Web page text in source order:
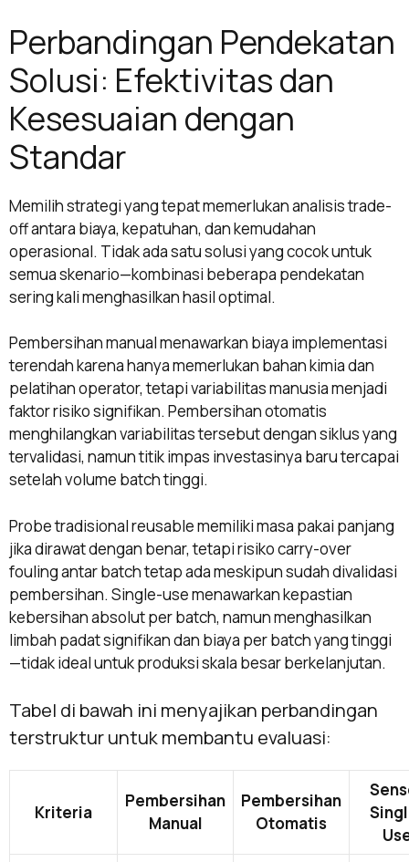
Perbandingan Pendekatan
Solusi: Efektivitas dan
Kesesuaian dengan
Standar
Memilih strategi yang tepat memerlukan analisis trade-
off antara biaya, kepatuhan, dan kemudahan
operasional. Tidak ada satu solusi yang cocok untuk
semua skenario—kombinasi beberapa pendekatan
sering kali menghasilkan hasil optimal.
Pembersihan manual menawarkan biaya implementasi
terendah karena hanya memerlukan bahan kimia dan
pelatihan operator, tetapi variabilitas manusia menjadi
faktor risiko signifikan. Pembersihan otomatis
menghilangkan variabilitas tersebut dengan siklus yang
tervalidasi, namun titik impas investasinya baru tercapai
setelah volume batch tinggi.
Probe tradisional reusable memiliki masa pakai panjang
jika dirawat dengan benar, tetapi risiko carry-over
fouling antar batch tetap ada meskipun sudah divalidasi
pembersihan. Single-use menawarkan kepastian
kebersihan absolut per batch, namun menghasilkan
limbah padat signifikan dan biaya per batch yang tinggi
—tidak ideal untuk produksi skala besar berkelanjutan.
Tabel di bawah ini menyajikan perbandingan
terstruktur untuk membantu evaluasi:
Kriteria
Pembersihan
Manual
Pembersihan
Otomatis